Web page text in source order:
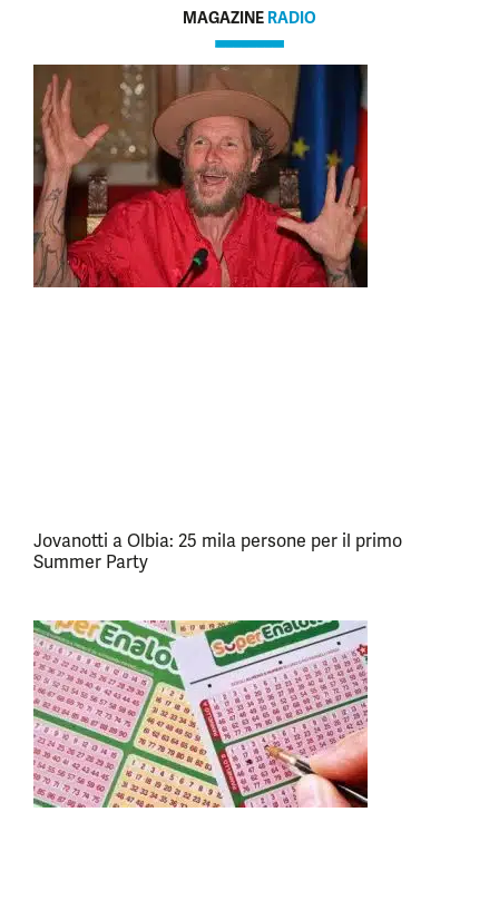
MAGAZINE RADIO
Jovanotti a Olbia: 25 mila persone per il primo
Summer Party